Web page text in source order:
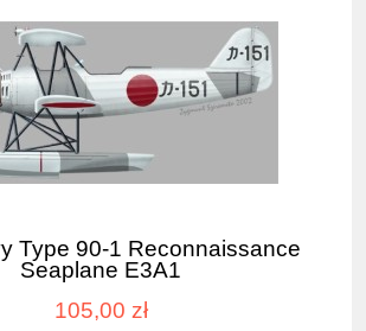
Type 90-1 Reconnaissance
Seaplane E3A1
105,00 zł